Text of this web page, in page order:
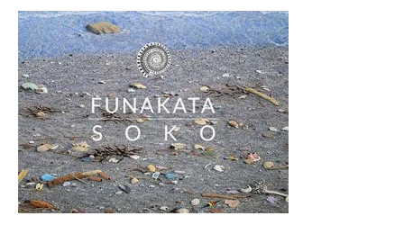
ョ
ン
株
式
会
社